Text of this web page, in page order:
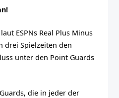
ESPNs Real Plus Minus
drei Spielzeiten den
unter den Point Guards
die in jeder der